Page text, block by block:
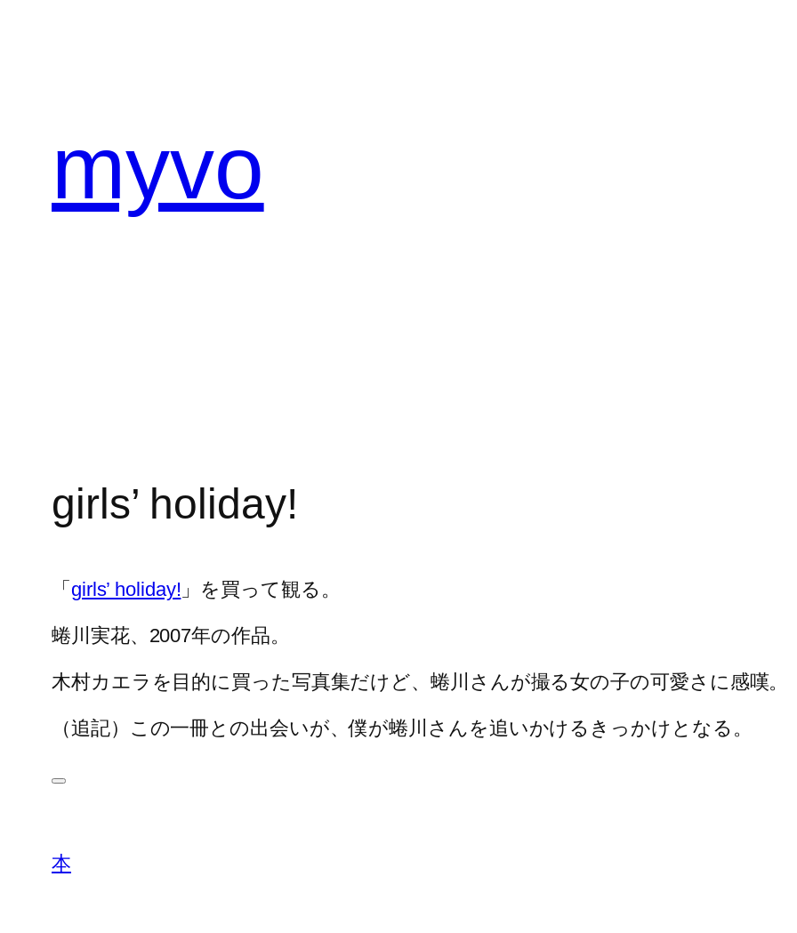
myvo
girls’ holiday!
「 girls’ holiday! 」を買って観る。
蜷川実花、2007年の作品。
木村カエラを目的に買った写真集だけど、蜷川さんが撮る女の子の可愛さに感嘆。
（追記）この一冊との出会いが、僕が蜷川さんを追いかけるきっかけとなる。
本